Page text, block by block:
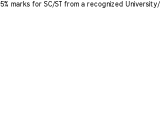
marks for SC/ST from a recognized University/